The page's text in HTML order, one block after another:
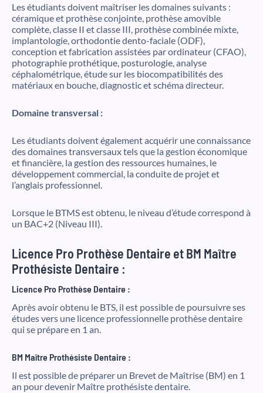
Les étudiants doivent maîtriser les domaines suivants :
céramique et prothèse conjointe, prothèse amovible
complète, classe II et classe III, prothèse combinée mixte,
implantologie, orthodontie dento-faciale (ODF),
conception et fabrication assistées par ordinateur (CFAO),
photographie prothétique, posturologie, analyse
céphalométrique, étude sur les biocompatibilités des
matériaux en bouche, diagnostic et schéma directeur.
Domaine transversal :
Les étudiants doivent également acquérir une connaissance
des domaines transversaux tels que la gestion économique
et financière, la gestion des ressources humaines, le
développement commercial, la conduite de projet et
l’anglais professionnel.
Lorsque le BTMS est obtenu, le niveau d’étude correspond à
un BAC+2 (Niveau III).
Licence Pro Prothèse Dentaire et BM Maître
Prothésiste Dentaire :
Licence Pro Prothèse Dentaire :
Après avoir obtenu le BTS, il est possible de poursuivre ses
études vers une licence professionnelle prothèse dentaire
qui se prépare en 1 an.
BM Maître Prothésiste Dentaire :
Il est possible de préparer un Brevet de Maîtrise (BM) en 1
an pour devenir Maître prothésiste dentaire.